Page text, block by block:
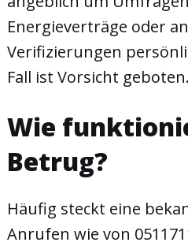
Energieverträge oder
Verifizierungen
Fall ist Vorsicht geboten.
Wie
Betrug?
Häufig steckt eine
Anrufen wie von